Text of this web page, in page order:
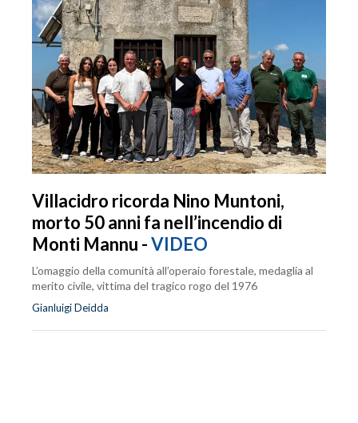
Villacidro ricorda Nino Muntoni,
morto 50 anni fa nell’incendio di
Monti Mannu -VIDEO
L’omaggio della comunità all’operaio forestale, medaglia al
merito civile, vittima del tragico rogo del 1976
Gianluigi Deidda